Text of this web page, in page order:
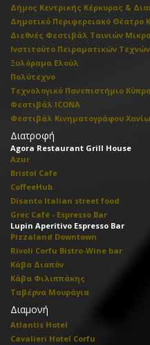
Δήμος Κεντρικής Κέρκυρας &
Δημοτικό Περιφερειακό Θέατρο
Διεθνές Φεστιβάλ Ταινιών
Ινστιτούτο Πειραματικών Τεχνών
Ξυλόραμα Ελούλ
Πολύτεχνο
Τεχνολογικό Πανεπιστήμιο
Φεστιβάλ ICONA
Φεστιβάλ Κινηματογράφου
Διατροφή
Agora Restaurant Grill House
Azur
Bristol Cafe
CoffeeHub
Disanto Italian street food
Grec Café - Espresso Bar
Lupin Aperitivo Espresso Bar
Pizzaland Downtown
Rivoli Corfu Bistro-Wine bar
Κάβα Διαπόν
Κάβα Φιλιππάκης
Ταβέρνα Μουράγια
Διαμονή
Atlantis Hotel
Cavalieri Hotel Corfu